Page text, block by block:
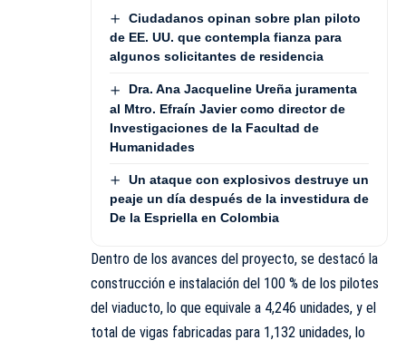
Ciudadanos opinan sobre plan piloto
de EE. UU. que contempla fianza para
algunos solicitantes de residencia
Dra. Ana Jacqueline Ureña juramenta
al Mtro. Efraín Javier como director de
Investigaciones de la Facultad de
Humanidades
Un ataque con explosivos destruye un
peaje un día después de la investidura de
De la Espriella en Colombia
Dentro de los avances del proyecto, se destacó la
construcción e instalación del 100 % de los pilotes
del viaducto, lo que equivale a 4,246 unidades, y el
total de vigas fabricadas para 1,132 unidades, lo